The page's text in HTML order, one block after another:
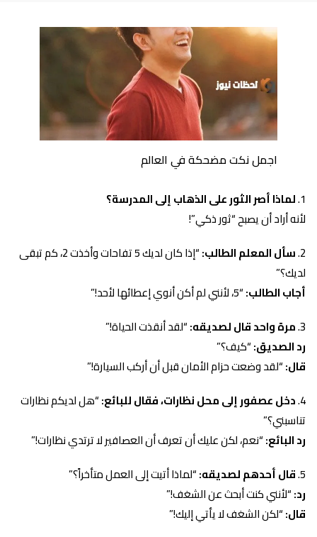
اجمل نكت مضحكة في العالم
لماذا أصر الثور على الذهاب إلى المدرسة؟
لأنه أراد أن يصبح “ثور ذكي”!
سأل المعلم الطالب:
“إذا كان لديك 5 تفاحات وأخذت 2، كم تبقى
لديك؟”
أجاب الطالب:“5، لأنني لم أكن أنوي إعطائها لأحد!”
مرة واحد قال لصديقه:“لقد أنقذت الحياة!”
رد الصديق:“كيف؟”
قال:“لقد وضعت حزام الأمان قبل أن أركب السيارة!”
دخل عصفور إلى محل نظارات، فقال للبائع:“هل لديكم نظارات
تناسبني؟”
رد البائع:“نعم، لكن عليك أن تعرف أن العصافير لا ترتدي نظارات!”
قال أحدهم لصديقه:“لماذا أتيت إلى العمل متأخراً؟”
رد:“لأنني كنت أبحث عن الشغف!”
قال:“لكن الشغف لا يأتي إليك!”